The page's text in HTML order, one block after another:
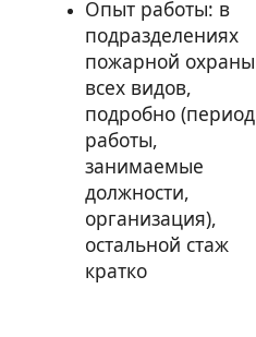
Опыт работы: в
подразделениях
пожарной охраны
всех видов,
подробно (период
работы,
занимаемые
должности,
организация),
остальной стаж
кратко